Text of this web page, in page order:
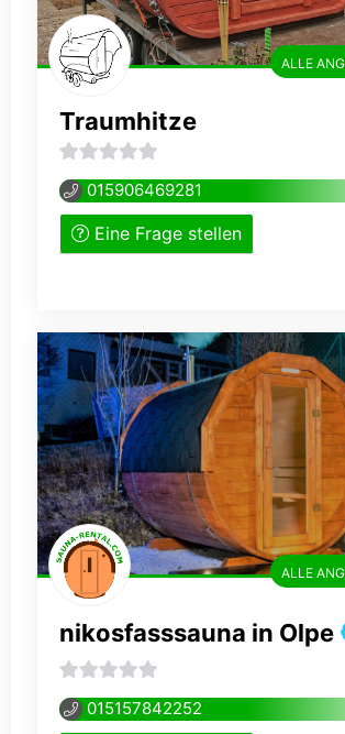
Traumhitze
0
von
015906469281
Eine Frage stellen
ALLE
nikosfasssauna in Olpe
0
von
015157842252
ALLE